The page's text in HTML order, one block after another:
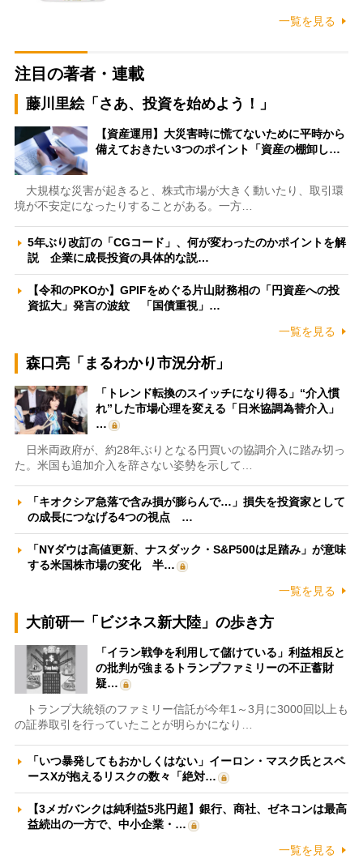
一覧を見る
注目の著者・連載
藤川里絵「さあ、投資を始めよう！」
【資産運用】大災害時に慌てないために平時から
備えておきたい3つのポイント「資産の棚卸し…
大規模な災害が起きると、株式市場が大きく動いたり、取引環
境が不安定になったりすることがある。一方…
5年ぶり改訂の「CGコード」、何が変わったのかポイントを解
説 企業に成長投資の具体的な説…
【令和のPKOか】GPIFをめぐる片山財務相の「円資産への投
資拡大」発言の波紋 「国債重視」…
一覧を見る
森口亮「まるわかり市況分析」
「トレンド転換のスイッチになり得る」“介入慣
れ”した市場心理を変える「日米協調為替介入」
…
日米両政府が、約28年ぶりとなる円買いの協調介入に踏み切っ
た。米国も追加介入を辞さない姿勢を示して…
「キオクシア急落で含み損が膨らんで…」損失を投資家として
の成長につなげる4つの視点 …
「NYダウは高値更新、ナスダック・S&P500は足踏み」が意味
する米国株市場の変化 半…
一覧を見る
大前研一「ビジネス新大陸」の歩き方
「イラン戦争を利用して儲けている」利益相反と
の批判が強まるトランプファミリーの不正蓄財
疑…
トランプ大統領のファミリー信託が今年1～3月に3000回以上も
の証券取引を行っていたことが明らかになり…
「いつ暴発してもおかしくはない」イーロン・マスク氏とスペ
ースXが抱えるリスクの数々「絶対…
【3メガバンクは純利益5兆円超】銀行、商社、ゼネコンは最高
益続出の一方で、中小企業・…
一覧を見る